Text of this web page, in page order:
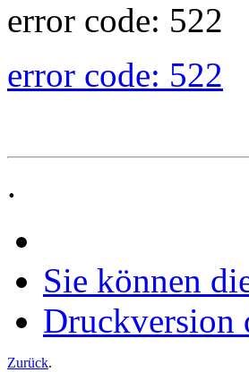
error code: 522
error code: 522
.
Sie können
Druckversion
Zurück.